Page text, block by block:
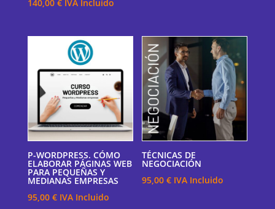
140,00 € IVA Incluido
P-WORDPRESS. CÓMO
ELABORAR PÁGINAS WEB
PARA PEQUEÑAS Y
MEDIANAS EMPRESAS
95,00 € IVA Incluido
TÉCNICAS DE
NEGOCIACIÓN
95,00€ IVA Incluido